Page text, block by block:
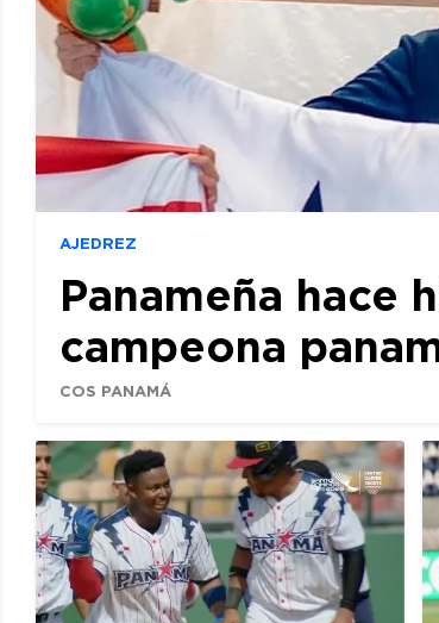
AJEDREZ
Panameña hace
campeona
COS PANAMÁ